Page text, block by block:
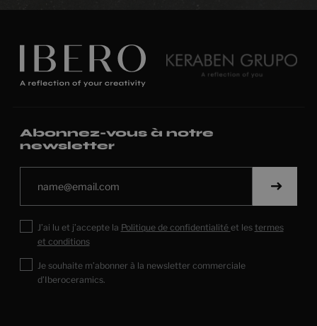
Abonnez-vous à notre
newsletter
J’ai lu et j’accepte la Politique de confidentialité et les termes
et conditions
Je souhaite m’abonner à la newsletter commerciale
d’Iberoceramics.